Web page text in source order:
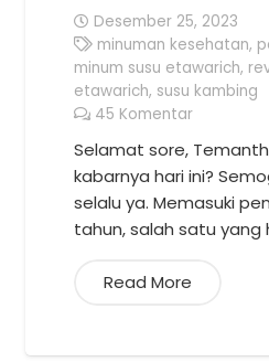
Desember 25, 2023
minuman kesehatan,
minum susu etawarich,
etawarich, susu kambing
45 Komentar
Selamat sore,
kabarnya hari ini?
selalu ya. Memasuki
tahun, salah satu yang
Read More